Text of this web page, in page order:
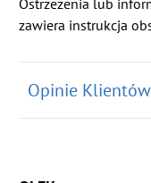
zawiera instrukcja
Opinie Klientów